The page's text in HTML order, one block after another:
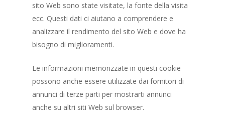
sito Web sono state visitate, la fonte della visita
ecc. Questi dati ci aiutano a comprendere e
analizzare il rendimento del sito Web e dove ha
bisogno di miglioramenti.
Le informazioni memorizzate in questi cookie
possono anche essere utilizzate dai fornitori di
annunci di terze parti per mostrarti annunci
anche su altri siti Web sul browser.